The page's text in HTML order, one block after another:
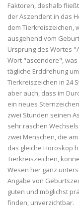
Faktoren, deshalb
der Aszendent in das
dem Tierkreiszeichen,
ausgehend vom
Ursprung des Wortes
Wort "ascendere",
tägliche Erddrehung
Tierkreiszeichen in 24
aber auch, dass im
ein neues
zwei Stunden seinen
sehr raschen
zwei Menschen, die
das gleiche Horoskop
Tierkreiszeichen,
Wesen her ganz
Angabe von
guten und möglichst
finden, unverzichtbar.